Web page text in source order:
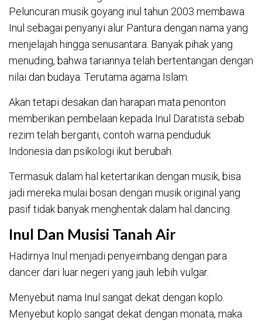
Peluncuran musik goyang inul tahun 2003 membawa
Inul sebagai penyanyi alur Pantura dengan nama yang
menjelajah hingga senusantara. Banyak pihak yang
menuding, bahwa tariannya telah bertentangan dengan
nilai dan budaya. Terutama agama Islam.
Akan tetapi desakan dan harapan mata penonton
memberikan pembelaan kepada Inul Daratista sebab
rezim telah berganti, contoh warna penduduk
Indonesia dan psikologi ikut berubah.
Termasuk dalam hal ketertarikan dengan musik, bisa
jadi mereka mulai bosan dengan musik original yang
pasif tidak banyak menghentak dalam hal dancing.
Inul Dan Musisi Tanah Air
Hadirnya Inul menjadi penyeimbang dengan para
dancer dari luar negeri yang jauh lebih vulgar.
Menyebut nama Inul sangat dekat dengan koplo.
Menyebut koplo sangat dekat dengan monata, maka